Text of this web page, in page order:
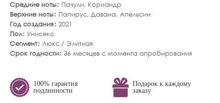
Средние ноты
Пачули, Кориандр
Верхние ноты
Папирус, Давана, Апельсин
Год создания 2021
Пол Унисекс
Сегмент Люкс / Элитная
Срок годности 36 месяцев с момента апробирования
100% гарантия
подлинности
Подарок к каждому
заказу